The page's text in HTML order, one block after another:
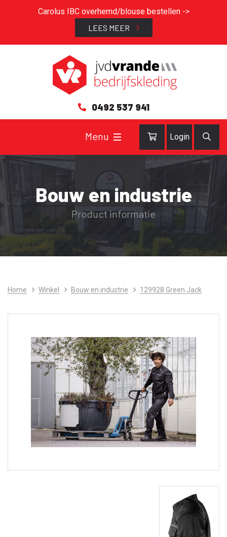
Carolus IBC overhemd/blouse bestellen ->
LEES MEER
0492 537 941
Login
Bouw en industrie
Product informatie
Home Winkel Bouw en industrie 129928 Green Jack